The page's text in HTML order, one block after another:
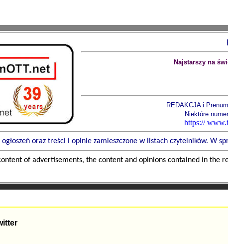
Najstarszy na
REDAKCJA i
Niektóre
https://
oraz treści i opinie zamieszczone w listach czytelników. W
of advertisements, the content and opinions contained in